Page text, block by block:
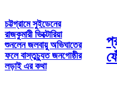
চট্টগ্রামে সুইডেনের
রাজকুমারী ভিক্টোরিয়া
শুনলেন জলবায়ু অভিঘাতের
ফলে বাস্তুচ্যুত জনগোষ্ঠীর
লড়াই এর কথা